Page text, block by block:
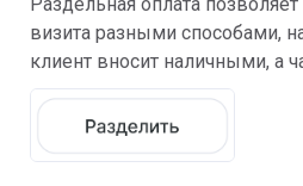
Раздельная оплата
визита разными способами,
клиент вносит наличными, а